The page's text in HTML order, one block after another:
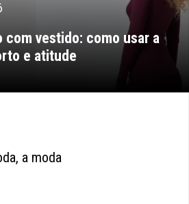
com vestido: como usar a
e atitude
a moda